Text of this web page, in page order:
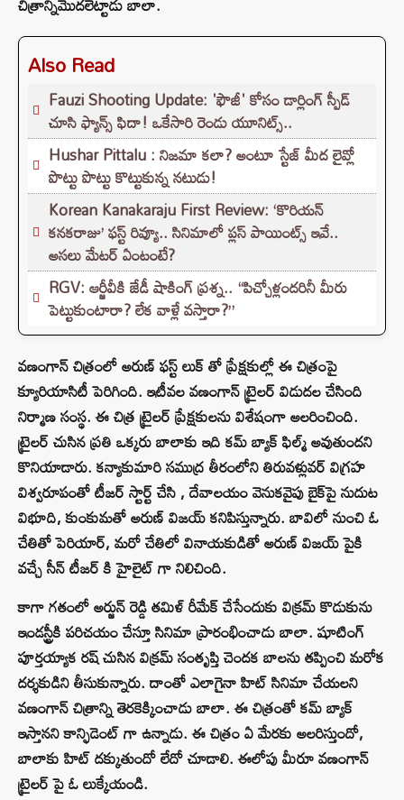
Also Read
Fauzi Shooting Update: 'ఫౌజీ' కోసం డార్లింగ్ స్పీడ్
చూసి ఫ్యాన్స్ ఫిదా! ఒకేసారి రెండు యూనిట్స్..
Hushar Pittalu : నిజమా కలా? అంటూ స్టేజ్ మీద లైవ్లో
పొట్టు పొట్టు కొట్టుకున్న నటుడు!
Korean Kanakaraju First Review: ‘కొరియన్
కనకరాజు’ ఫస్ట్ రివ్యూ.. సినిమాలో ప్లస్ పాయింట్స్ ఇవే..
అసలు మేటర్ ఏంటంటే?
RGV: ఆర్జీవీకి జేడీ షాకింగ్ ప్రశ్న.. “పిచ్చోళ్లందరినీ మీరు
పెట్టుకుంటారా? లేక వాళ్లే వస్తారా?”
వణంగాన్‌ చిత్రంలో అరుణ్ ఫస్ట్ లుక్ తో ప్రేక్షకుల్లో ఈ చిత్రంపై
క్యూరియాసిటీ పెరిగింది. ఇటీవల వణంగాన్‌ ట్రైలర్ విడుదల చేసింది
నిర్మాణ సంస్థ. ఈ చిత్ర ట్రైలర్ ప్రేక్షకులను విశేషంగా అలరించింది.
ట్రైలర్ చుసిన ప్రతి ఒక్కరు బాలాకు ఇది కమ్ బ్యాక్ ఫిల్మ్ అవుతుందని
కొనియాడారు. కన్యాకుమారి సముద్ర తీరంలోని తిరువళ్లువర్‌ విగ్రహ
విశ్వరూపంతో టీజర్‌ స్టార్ట్ చేసి , దేవాలయం వెనుకవైపు బైక్‌పై నుదుట
విభూది, కుంకుమతో అరుణ్‌ విజయ్‌ కనిపిస్తున్నారు. బావిలో నుంచి ఓ
చేతితో పెరియార్‌, మరో చేతిలో వినాయకుడితో అరుణ్‌ విజయ్‌ పైకి
వచ్చే సీన్ టీజర్ కి హైలైట్ గా నిలిచింది.
కాగా గతంలో అర్జున్ రెడ్డి తమిళ్ రీమేక్ చేసేందుకు విక్రమ్ కొడుకును
ఇండస్ట్రీకి పరిచయం చేస్తూ సినిమా ప్రారంభించాడు బాలా. షూటింగ్
పూర్తయ్యాక రష్ చుసిన విక్రమ్ సంతృప్తి చెందక బాలను తప్పించి మరోక
దర్శకుడిని తీసుకున్నారు. దాంతో ఎలాగైనా హిట్ సినిమా చేయలని
వణంగాన్‌ చిత్రాన్ని తెరకెక్కించాడు బాలా. ఈ చిత్రంతో కమ్ బ్యాక్
ఇస్తానని కాన్ఫిడెంట్ గా ఉన్నాడు. ఈ చిత్రం ఏ మేరకు అలరిస్తుందో,
బాలాకు హిట్ దక్కుతుందో లేదో చూడాలి. ఈలోపు మీరూ వణంగాన్‌
ట్రైలర్ పై ఓ లుక్కేయండి.